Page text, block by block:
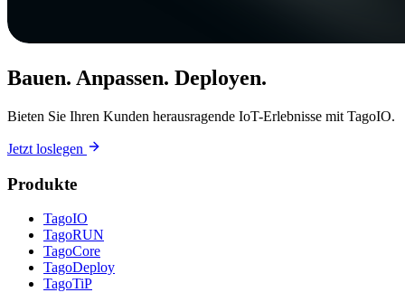
Bauen. Anpassen. Deployen.
Bieten Sie Ihren Kunden herausragende IoT-Erlebnisse mit TagoIO.
Jetzt loslegen
Produkte
TagoIO
TagoRUN
TagoCore
TagoDeploy
TagoTiP